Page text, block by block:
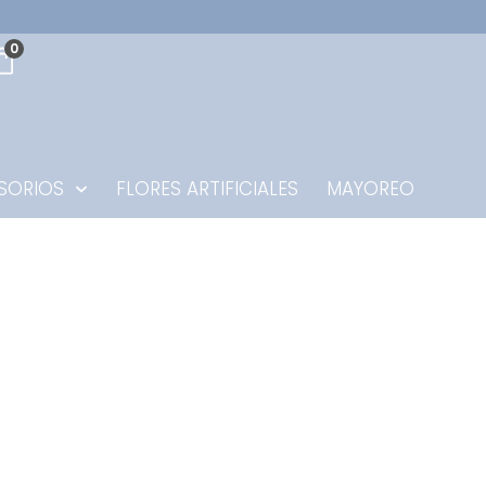
0
FLORES ARTIFICIALES MAYOREO